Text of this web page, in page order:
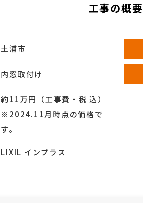
工事の概要
土浦市
内窓取付け
約11万円（工事費・税 込）
※2024.11月時点の価格で
す。
LIXIL インプラス